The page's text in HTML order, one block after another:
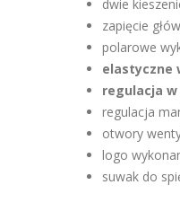
dwie
zapięcie
polarowe
elastyczne
regulacja
regulacja
otwory
logo
suwak do